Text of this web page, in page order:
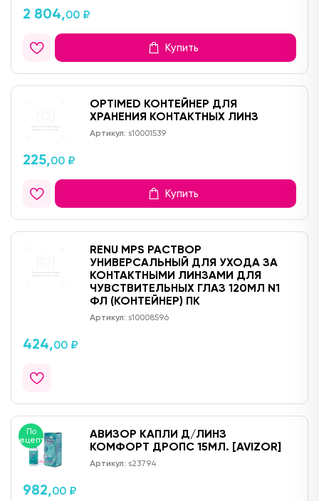
2 804,00 ₽
Купить
OPTIMED КОНТЕЙНЕР ДЛЯ
ХРАНЕНИЯ КОНТАКТНЫХ ЛИНЗ
Артикул: s10001539
225,00 ₽
Купить
RENU MPS РАСТВОР
УНИВЕРСАЛЬНЫЙ ДЛЯ УХОДА ЗА
КОНТАКТНЫМИ ЛИНЗАМИ ДЛЯ
ЧУВСТВИТЕЛЬНЫХ ГЛАЗ 120МЛ N1
ФЛ (КОНТЕЙНЕР) ПК
Артикул: s10008596
424,00 ₽
По
рецепту
АВИЗОР КАПЛИ Д/ЛИНЗ
КОМФОРТ ДРОПС 15МЛ. [AVIZOR]
Артикул: s23794
982,00 ₽